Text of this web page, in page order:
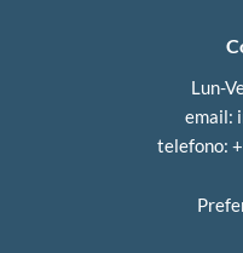
Lun-
email:
telefono: